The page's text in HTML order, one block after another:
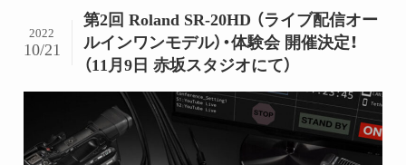
第2回 Roland SR-20HD （ライブ配信オー
ルインワンモデル）・体験会 開催決定！
（11月9日 赤坂スタジオにて）
2022
10/21